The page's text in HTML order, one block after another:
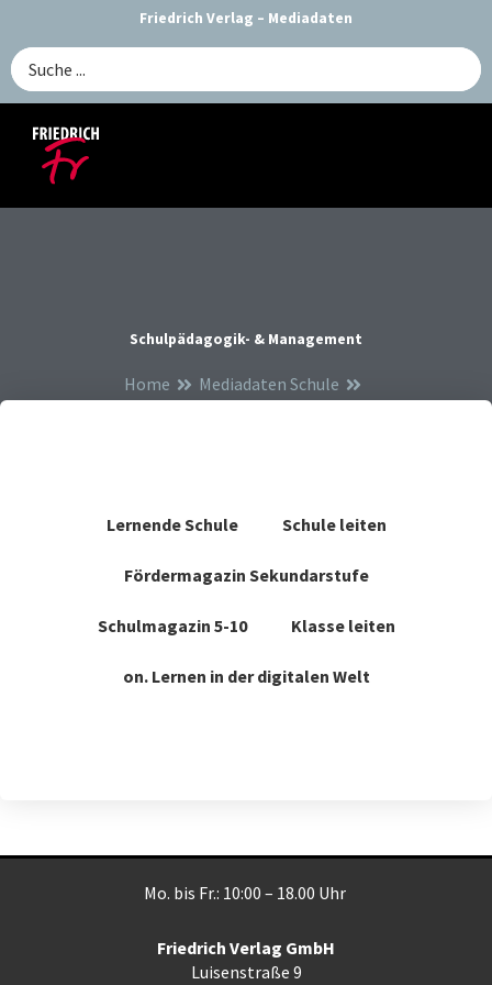
springen
Friedrich Verlag – Mediadaten
Search
...
Schulpädagogik- & Management
Home
Mediadaten Schule
Lernende Schule Schule leiten
Fördermagazin Sekundarstufe
Schulmagazin 5-10 Klasse leiten
on. Lernen in der digitalen Welt
Mo. bis Fr.: 10:00 – 18.00 Uhr
Friedrich Verlag GmbH
Luisenstraße 9